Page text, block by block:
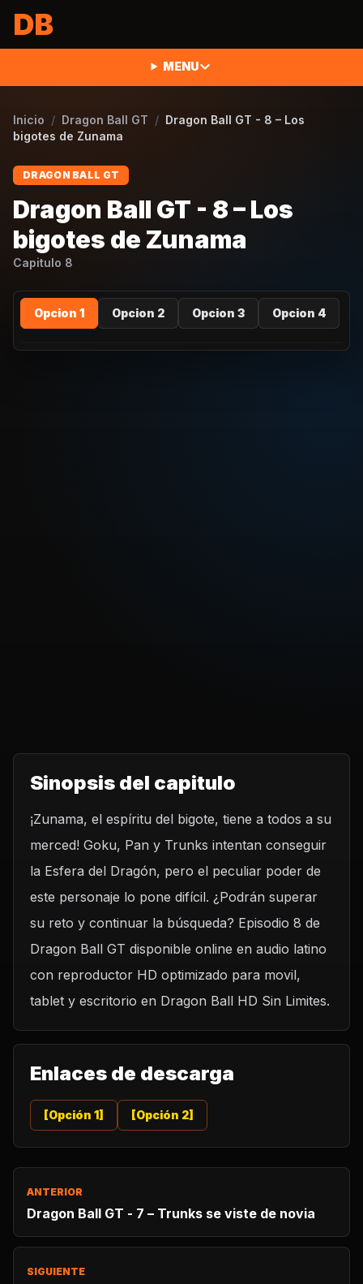
DB
MENU
Inicio / Dragon Ball GT / Dragon Ball GT - 8 – Los
bigotes de Zunama
DRAGON BALL GT
Dragon Ball GT - 8 – Los
bigotes de Zunama
Capitulo 8
Opcion 1 Opcion 2 Opcion 3 Opcion 4
Sinopsis del capitulo
¡Zunama, el espíritu del bigote, tiene a todos a su
merced! Goku, Pan y Trunks intentan conseguir
la Esfera del Dragón, pero el peculiar poder de
este personaje lo pone difícil. ¿Podrán superar
su reto y continuar la búsqueda? Episodio 8 de
Dragon Ball GT disponible online en audio latino
con reproductor HD optimizado para movil,
tablet y escritorio en Dragon Ball HD Sin Limites.
Enlaces de descarga
[Opción 1] [Opción 2]
ANTERIOR
Dragon Ball GT - 7 – Trunks se viste de novia
SIGUIENTE